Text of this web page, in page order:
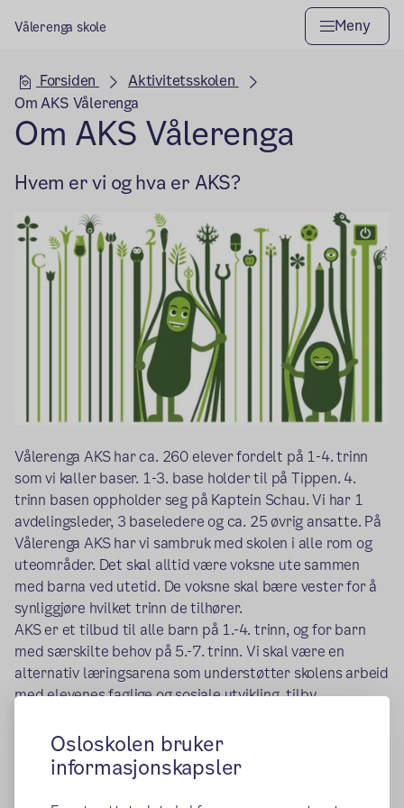
Osloskolen bruker
informasjonskapsler
Vålerenga skole Meny
Hovedseksjon
Forsiden
Aktivitetsskolen
Om AKS Vålerenga
Om AKS Vålerenga
Hvem er vi og hva er AKS?
Vålerenga AKS har ca. 260 elever fordelt på 1-4. trinn
som vi kaller baser. 1-3. base holder til på Tippen. 4.
trinn basen oppholder seg på Kaptein Schau. Vi har 1
avdelingsleder, 3 baseledere og ca. 25 øvrig ansatte. På
Vålerenga AKS har vi sambruk med skolen i alle rom og
uteområder. Det skal alltid være voksne ute sammen
med barna ved utetid. De voksne skal bære vester for å
synliggjøre hvilket trinn de tilhører.
AKS er et tilbud til alle barn på 1.-4. trinn, og for barn
med særskilte behov på 5.-7. trinn. Vi skal være en
alternativ læringsarena som understøtter skolens arbeid
med elevenes faglige og sosiale utvikling, tilby
fysisk aktivitet og lek. Våre styringsdokumenter
Rammeplan for Aktivitetsskolen, forskrift for
Aktivitetsskolen og Oslostandard for Aktivitetsskolen.